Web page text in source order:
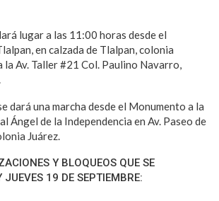
lugar a las 11:00 horas desde el
en calzada de Tlalpan, colonia
la Av. Taller #21 Col. Paulino Navarro,
dará una marcha desde el Monumento a la
Ángel de la Independencia en Av. Paseo de
Juárez.
Y BLOQUEOS QUE SE
19 DE SEPTIEMBRE: